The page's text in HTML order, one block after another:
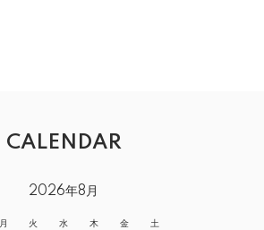
CALENDAR
2026年8月
月 火 水 木 金 土